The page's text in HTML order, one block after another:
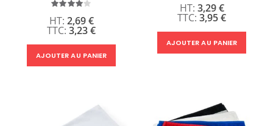
Évaluation:
3,23 €
2,69 €
AJOUTER AU PANIER
3,95 €
3,29 €
AJOUTER AU PANIER